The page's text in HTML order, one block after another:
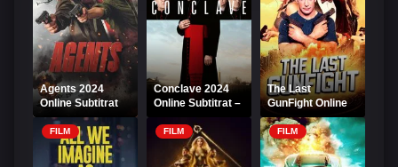
Agents 2024
Online Subtitrat
Conclave 2024
Online Subtitrat –
Mister
The Last
GunFight Online
Subtitrat
FILM FILM FILM